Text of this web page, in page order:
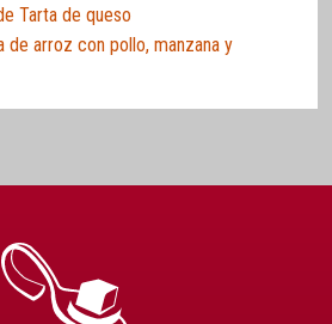
Tarta de queso
de arroz con pollo, manzana y